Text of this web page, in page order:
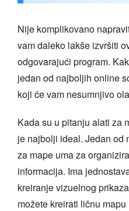
Nije komplikovano
vam daleko lakše izvršiti
odgovarajući program.
jedan od najboljih online
koji će vam nesumnjivo
Kada su u pitanju alati za
je najbolji ideal. Jedan od
za mape uma za
informacija. Ima
kreiranje vizuelnog
možete kreirati ličnu